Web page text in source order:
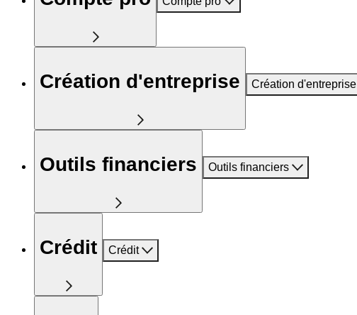
Création d'entreprise Création d'entreprise
Outils financiers Outils financiers
Crédit Crédit